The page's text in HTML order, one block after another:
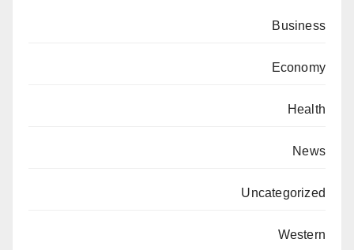
Business
Economy
Health
News
Uncategorized
Western